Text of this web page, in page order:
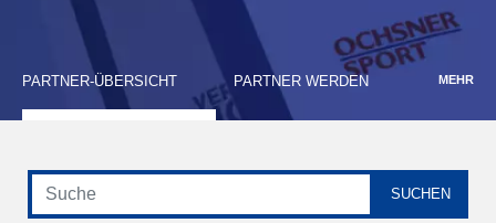
PARTNER-ÜBERSICHT PARTNER WERDEN MEHR